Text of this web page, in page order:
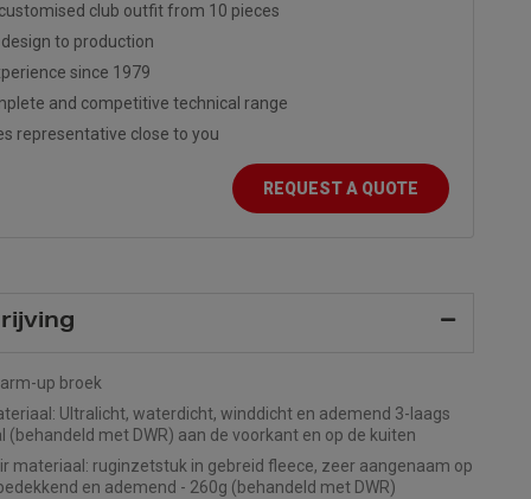
club outfit from 10 pieces
to production
since 1979
and competitive technical range
representative close to you
REQUEST A QUOTE
up broek
Ultralicht, waterdicht, winddicht en ademend 3-laags
(behandeld met DWR) aan de voorkant en op de kuiten
materiaal: ruginzetstuk in gebreid fleece, zeer aangenaam op
en ademend - 260g (behandeld met DWR)